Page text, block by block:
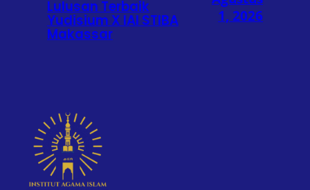
Lulusan Terbaik
Yudisium X IAI STIBA
Makassar
1, 2026